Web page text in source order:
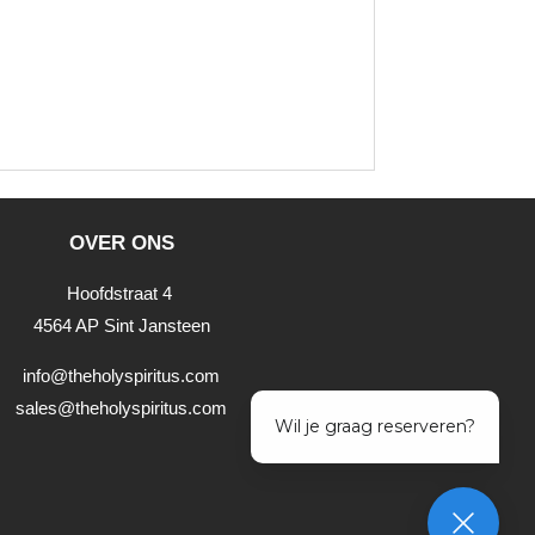
OVER ONS
Hoofdstraat 4
4564 AP Sint Jansteen
info@theholyspiritus.com
sales@theholyspiritus.com